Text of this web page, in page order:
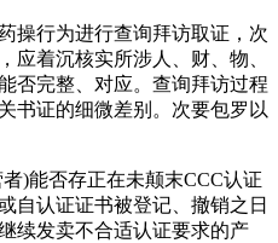
行为进行查询拜访取证，次
应着沉核实所涉人、财、物、
否完整、对应。查询拜访过程
书证的细微差别。次要包罗以
能否存正在未颠末CCC认证
自认证证书被登记、撤销之日
续发卖不合适认证要求的产